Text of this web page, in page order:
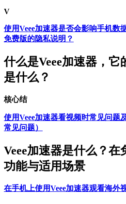
V
使用Veee加速器是否会影响手机数
免费版的隐私说明？
什么是Veee加速器，
是什么？
核心结
使用Veee加速器看视频时常见问题
常见问题）
Veee加速器是什么？
功能与适用场景
在手机上使用Veee加速器观看海外